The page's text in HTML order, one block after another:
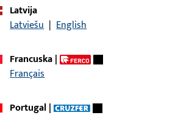
Latvija
Latviešu | English
Francuska|
Français
Portugal|